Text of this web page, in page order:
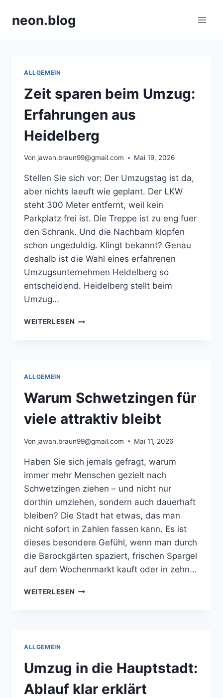
Inhaltneon.blog
ALLGEMEIN
Zeit sparen beim Umzug:
Erfahrungen aus
Heidelberg
Von jawan.braun99@gmail.com Mai 19, 2026
Stellen Sie sich vor: Der Umzugstag ist da,
aber nichts laeuft wie geplant. Der LKW
steht 300 Meter entfernt, weil kein
Parkplatz frei ist. Die Treppe ist zu eng fuer
den Schrank. Und die Nachbarn klopfen
schon ungeduldig. Klingt bekannt? Genau
deshalb ist die Wahl eines erfahrenen
Umzugsunternehmen Heidelberg so
entscheidend. Heidelberg stellt beim
Umzug…
WEITERLESEN ZEIT
ALLGEMEIN
Warum Schwetzingen für
viele attraktiv bleibt
Von jawan.braun99@gmail.com Mai 11, 2026
Haben Sie sich jemals gefragt, warum
immer mehr Menschen gezielt nach
Schwetzingen ziehen – und nicht nur
dorthin umziehen, sondern auch dauerhaft
bleiben? Die Stadt hat etwas, das man
nicht sofort in Zahlen fassen kann. Es ist
dieses besondere Gefühl, wenn man durch
die Barockgärten spaziert, frischen Spargel
auf dem Wochenmarkt kauft oder in zehn…
WEITERLESEN WARUM
ALLGEMEIN
Umzug in die Hauptstadt:
Ablauf klar erklärt